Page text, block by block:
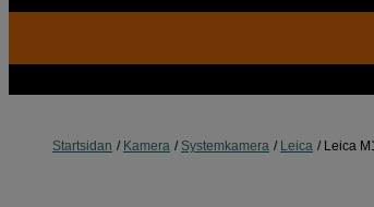
Startsidan Kamera Systemkamera Leica Leica